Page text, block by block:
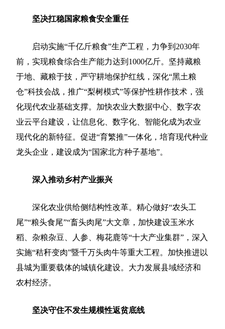
坚决扛稳国家粮食安全重任
启动实施“千亿斤粮食”生产工程，力争到2030年
前，实现粮食综合生产能力达到1000亿斤。坚持藏粮
于地、藏粮于技，严守耕地保护红线，深化“黑土粮
仓”科技会战，推广“梨树模式”等保护性耕作技术，强
化现代农业基础支撑。加快农业大数据中心、数字农
业云平台建设，让信息化、数字化、智能化成为农业
现代化的新特征。促进“育繁推”一体化，培育现代种业
龙头企业，建设成为“国家北方种子基地”。
深入推动乡村产业振兴
深化农业供给侧结构性改革。精心做好“农头工
尾”“粮头食尾”“畜头肉尾”大文章，加快建设玉米水
稻、杂粮杂豆、人参、梅花鹿等“十大产业集群”，深入
实施“秸秆变肉”暨千万头肉牛等重大工程。加快推进以
县城为重要载体的城镇化建设。大力发展县域经济和
农村经济。
坚决守住不发生规模性返贫底线